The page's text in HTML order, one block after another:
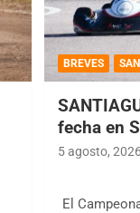
BREVES
fecha en
5 agosto, 2026
El